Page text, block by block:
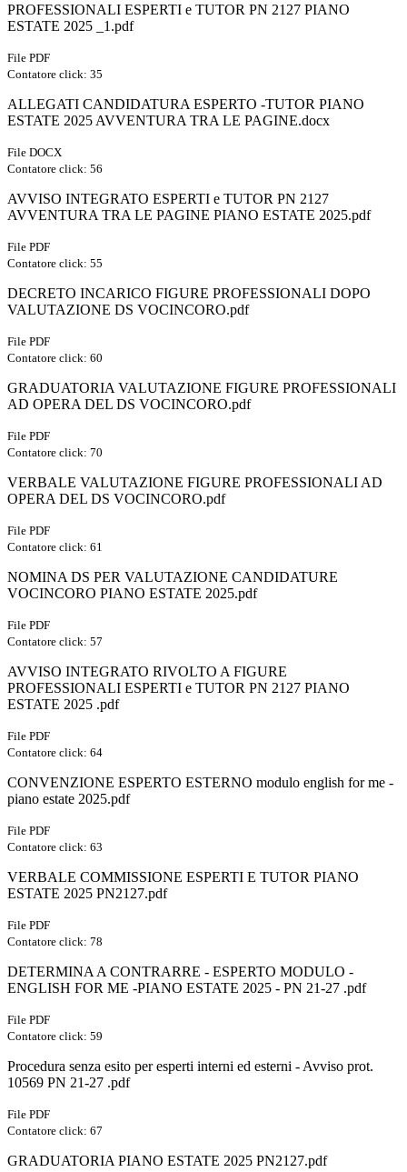
PROFESSIONALI ESPERTI e TUTOR PN 2127 PIANO
ESTATE 2025 _1.pdf
File PDF
Contatore click: 35
ALLEGATI CANDIDATURA ESPERTO -TUTOR PIANO
ESTATE 2025 AVVENTURA TRA LE PAGINE.docx
File DOCX
Contatore click: 56
AVVISO INTEGRATO ESPERTI e TUTOR PN 2127
AVVENTURA TRA LE PAGINE PIANO ESTATE 2025.pdf
File PDF
Contatore click: 55
DECRETO INCARICO FIGURE PROFESSIONALI DOPO
VALUTAZIONE DS VOCINCORO.pdf
File PDF
Contatore click: 60
GRADUATORIA VALUTAZIONE FIGURE PROFESSIONALI
AD OPERA DEL DS VOCINCORO.pdf
File PDF
Contatore click: 70
VERBALE VALUTAZIONE FIGURE PROFESSIONALI AD
OPERA DEL DS VOCINCORO.pdf
File PDF
Contatore click: 61
NOMINA DS PER VALUTAZIONE CANDIDATURE
VOCINCORO PIANO ESTATE 2025.pdf
File PDF
Contatore click: 57
AVVISO INTEGRATO RIVOLTO A FIGURE
PROFESSIONALI ESPERTI e TUTOR PN 2127 PIANO
ESTATE 2025 .pdf
File PDF
Contatore click: 64
CONVENZIONE ESPERTO ESTERNO modulo english for me -
piano estate 2025.pdf
File PDF
Contatore click: 63
VERBALE COMMISSIONE ESPERTI E TUTOR PIANO
ESTATE 2025 PN2127.pdf
File PDF
Contatore click: 78
DETERMINA A CONTRARRE - ESPERTO MODULO -
ENGLISH FOR ME -PIANO ESTATE 2025 - PN 21-27 .pdf
File PDF
Contatore click: 59
Procedura senza esito per esperti interni ed esterni - Avviso prot.
10569 PN 21-27 .pdf
File PDF
Contatore click: 67
GRADUATORIA PIANO ESTATE 2025 PN2127.pdf